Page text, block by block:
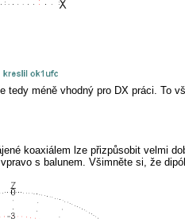
méně vhodný pro DX práci. To
koaxiálem lze přizpůsobit velmi
s balunem. Všimněte si, že